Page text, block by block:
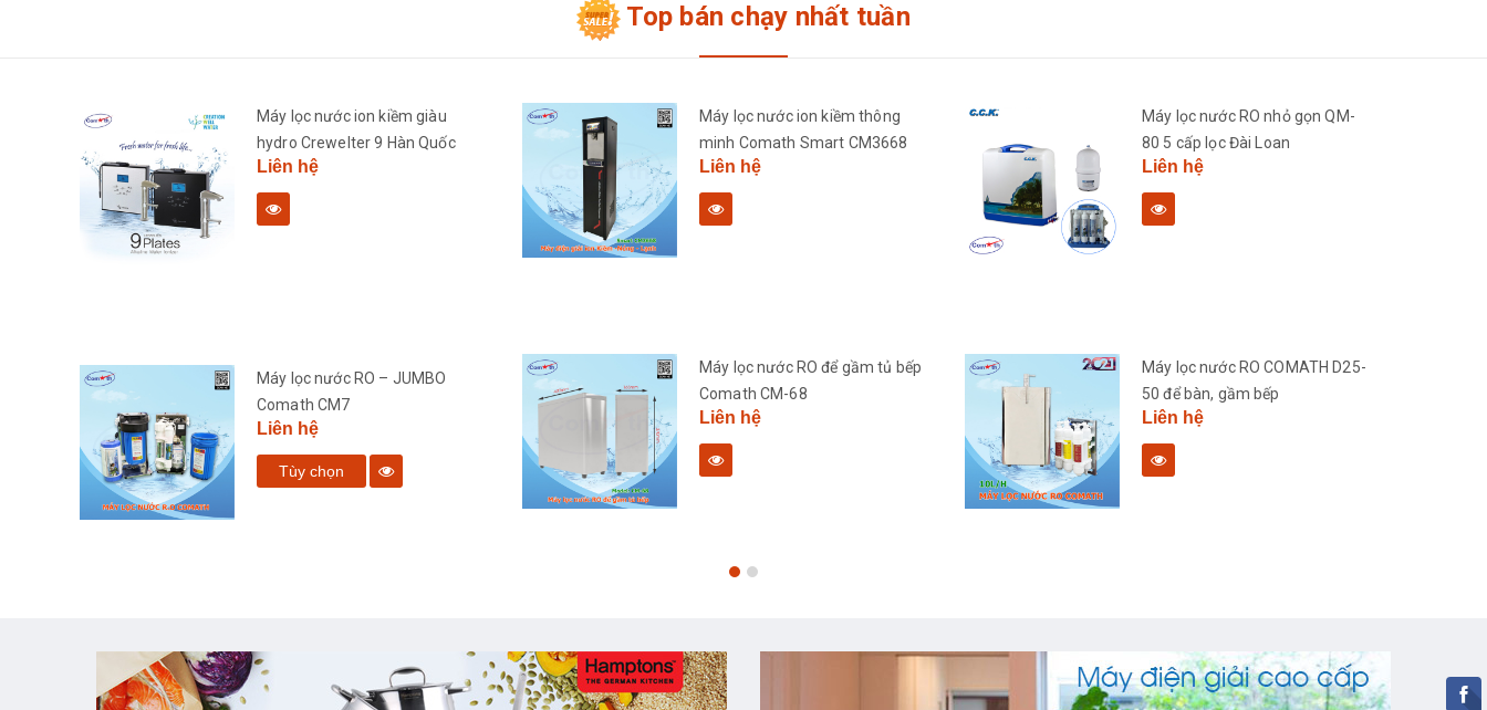
Top bán chạy nhất tuần
Máy lọc nước ion kiềm giàu
hydro Crewelter 9 Hàn Quốc
Liên hệ
Máy lọc nước RO – JUMBO
Comath CM7
Liên hệ
Tùy chọn
Máy lọc nước ion kiềm thông
minh Comath Smart CM3668
Liên hệ
Máy lọc nước RO để gầm tủ bếp
Comath CM-68
Liên hệ
Máy lọc nước RO nhỏ gọn QM-
80 5 cấp lọc Đài Loan
Liên hệ
Máy lọc nước RO COMATH D25-
50 để bàn, gầm bếp
Liên hệ